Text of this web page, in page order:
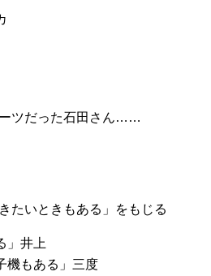
ツだった石田さん……
たいときもある」をもじる
」井上
機もある」三度